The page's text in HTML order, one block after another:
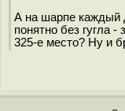
А на шарпе каждый
понятно без гугла -
325-е место? Ну и